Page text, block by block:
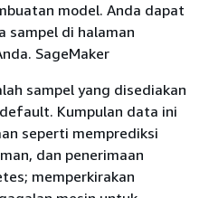
model. Anda dapat
sampel di halaman
SageMaker
sampel yang disediakan
Kumpulan data ini
seperti memprediksi
dan penerimaan
memperkirakan